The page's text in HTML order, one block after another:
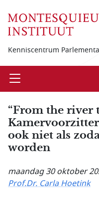
Kenniscentrum
Open
“From the river
ook niet als
worden
maandag 30 oktober
Prof.Dr. Carla Hoetink